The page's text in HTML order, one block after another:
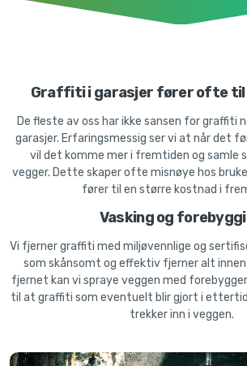
Graffiti i garasjer fører ofte
De fleste av oss har ikke sansen for graffiti
garasjer. Erfaringsmessig ser vi at når det
vil det komme mer i fremtiden og samle
vegger. Dette skaper ofte misnøye hos
fører til en større kostnad i
Vasking og
Vi fjerner graffiti med miljøvennlige og
som skånsomt og effektiv fjerner alt
fjernet kan vi spraye veggen med
til at graffiti som eventuelt blir gjort i
trekker inn i veggen.